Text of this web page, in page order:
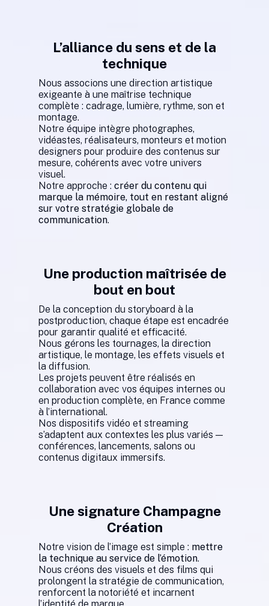
L’alliance du sens et de la
technique
Nous associons une direction artistique
exigeante à une maîtrise technique
complète : cadrage, lumière, rythme, son et
montage.
Notre équipe intègre photographes,
vidéastes, réalisateurs, monteurs et motion
designers pour produire des contenus sur
mesure, cohérents avec votre univers
visuel.
Notre approche : créer du contenu qui
marque la mémoire, tout en restant aligné
sur votre stratégie globale de
communication.
Une production maîtrisée de
bout en bout
De la conception du storyboard à la
postproduction, chaque étape est encadrée
pour garantir qualité et efficacité.
Nous gérons les tournages, la direction
artistique, le montage, les effets visuels et
la diffusion.
Les projets peuvent être réalisés en
collaboration avec vos équipes internes ou
en production complète, en France comme
à l’international.
Nos dispositifs vidéo et streaming
s’adaptent aux contextes les plus variés —
conférences, lancements, salons ou
contenus digitaux immersifs.
Une signature Champagne
Création
Notre vision de l’image est simple : mettre
la technique au service de l’émotion.
Nous créons des visuels et des films qui
prolongent la stratégie de communication,
renforcent la notoriété et incarnent